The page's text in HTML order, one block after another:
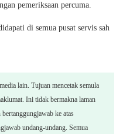
pemeriksaan percuma.
di semua pusat servis sah
lain. Tujuan mencetak semula
Ini tidak bermakna laman
ke atas
undang-undang. Semua